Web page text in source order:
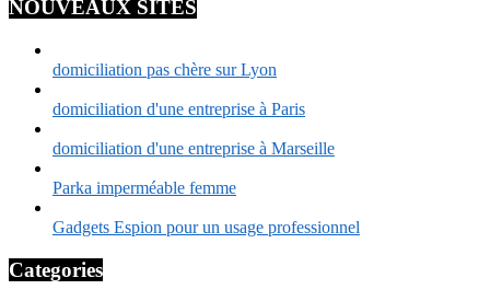
NOUVEAUX SITES
domiciliation pas chère sur Lyon
domiciliation d'une entreprise à Paris
domiciliation d'une entreprise à Marseille
Parka imperméable femme
Gadgets Espion pour un usage professionnel
Categories